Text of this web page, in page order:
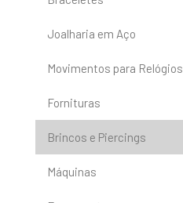
Joalharia em Aço
Movimentos para Relógios
Fornituras
Brincos e Piercings
Máquinas